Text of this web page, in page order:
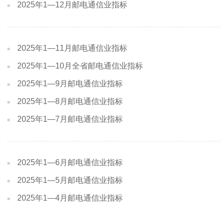
2025年1—12月邮电通信业指标
2025年1—11月邮电通信业指标
2025年1—10月全省邮电通信业指标
2025年1—9月邮电通信业指标
2025年1—8月邮电通信业指标
2025年1—7月邮电通信业指标
2025年1—6月邮电通信业指标
2025年1—5月邮电通信业指标
2025年1—4月邮电通信业指标